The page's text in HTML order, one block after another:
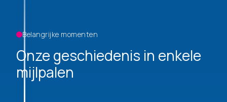
Belangrijke momenten
Onze geschiedenis in enkele
mijlpalen